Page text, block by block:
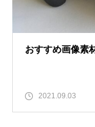
おすすめ画像素
2021.09.03